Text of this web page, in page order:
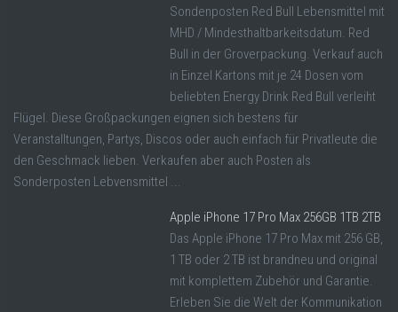
Sondenposten Red Bull Lebensmittel mit
MHD / Mindesthaltbarkeitsdatum. Red
Bull in der Groverpackung. Verkauf auch
in Einzel Kartons mit je 24 Dosen vom
beliebten Energy Drink Red Bull verleiht
Flügel. Diese Großpackungen eignen sich bestens für
Veranstalltungen, Partys, Discos oder auch einfach für Privatleute die
den Geschmack lieben. Verkaufen aber auch Posten als
Sonderposten Lebvensmittel ...
Apple iPhone 17 Pro Max 256GB 1TB 2TB
Das Apple iPhone 17 Pro Max mit 256 GB,
1 TB oder 2 TB ist brandneu und original
mit komplettem Zubehör und Garantie.
Erleben Sie die Welt der Kommunikation